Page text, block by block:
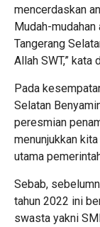
mencerdaskan
Mudah-
Tangerang
Allah SWT,” kata
Pada
Selatan
peresmian
menunjukkan
utama
Sebab,
tahun 2022 ini
swasta yakni